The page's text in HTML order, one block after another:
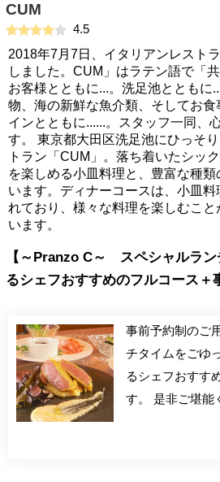
CUM
4.5
2018年7月7日、イタリアンレスト
しました。CUM」はラテン語で「
お客様とともに...。洗足池とともに
物、海の新鮮な魚介類、そしてお
インとともに......。スタッフ一同、
す。 東京都大田区洗足池にひっそ
トラン「CUM」。落ち着いたシッ
を楽しめる小皿料理と、豊富な種
います。ディナーコースは、小皿料
れており、様々な料理を楽しむこ
います。
【～Pranzo C～ スペシャルラ
るシェフおすすめのフルコース＋
事前予約制のご用
チタイムをごゆ
るシェフおすす
す。 是非ご堪能